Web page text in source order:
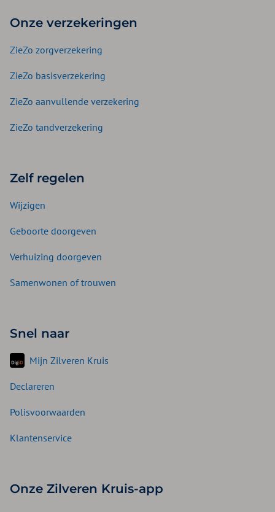
Onze verzekeringen
ZieZo zorgverzekering
ZieZo basisverzekering
ZieZo aanvullende verzekering
ZieZo tandverzekering
Zelf regelen
Wijzigen
Geboorte doorgeven
Verhuizing doorgeven
Samenwonen of trouwen
Snel naar
Mijn Zilveren Kruis
Declareren
Polisvoorwaarden
Klantenservice
Onze Zilveren Kruis-app